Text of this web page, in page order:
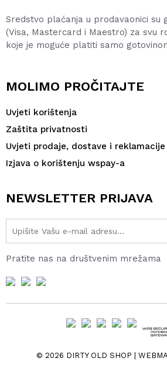
Sredstvo plaćanja u prodavaonici su
(Visa, Mastercard i Maestro) za svu
koje je moguće platiti samo
MOLIMO PROČITAJTE
Uvjeti korištenja
Zaštita privatnosti
Uvjeti prodaje, dostave i reklamacije
Izjava o korištenju wspay-a
NEWSLETTER PRIJAVA
Pratite nas na društvenim mrežama
© 2026 DIRTY OLD SHOP |